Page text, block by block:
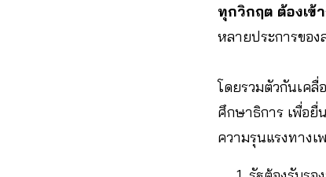
ทุกวิกฤต ต้องเข้
หลายประการของ
โดยรวมตัวกันเค
ศึกษาธิการ เพื่อยื่
ความรุนแรงทาง